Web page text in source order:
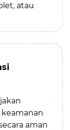
atau
aman